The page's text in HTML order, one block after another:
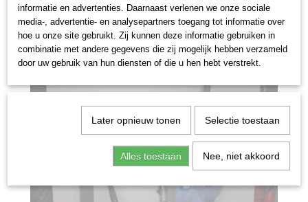
informatie en advertenties. Daarnaast verlenen we onze sociale
media-, advertentie- en analysepartners toegang tot informatie over
hoe u onze site gebruikt. Zij kunnen deze informatie gebruiken in
combinatie met andere gegevens die zij mogelijk hebben verzameld
door uw gebruik van hun diensten of die u hen hebt verstrekt.
Later opnieuw tonen Selectie toestaan
Alles toestaan Nee, niet akkoord